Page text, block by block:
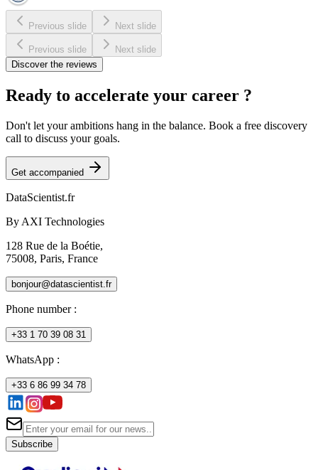
Previous slide Next slide
Previous slide
Next slide
Discover the reviews
Ready to accelerate your career ?
Don't let your ambitions hang in the balance. Book a free discovery
call to discuss your goals.
Get accompanied
DataScientist.fr
By AXI Technologies
128 Rue de la Boétie,
75008, Paris, France
bonjour@datascientist.fr
Phone number:
+33 1 70 39 08 31
WhatsApp :
+33 6 86 99 34 78
Subscribe